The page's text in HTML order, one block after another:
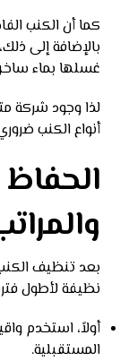
كما أن الكنب
بالإضافة إلى
غسلها بماء
لذا وجود شركة
أنواع الكنب
بعد تنظيف
نظيفة لأطول
أولاً، استخدم
المستقبلية.